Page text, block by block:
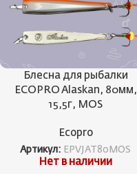
Блесна для рыбалки
ECOPRO Alaskan, 80мм,
15,5г, MOS
Ecopro
Артикул: EPVJAT80MOS
Нет в наличии